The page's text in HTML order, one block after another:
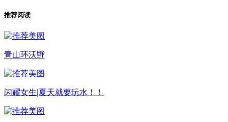
推荐阅读
青山环沃野
闪耀女生|夏天就要玩水！！